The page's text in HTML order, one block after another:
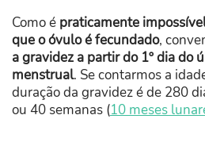
Como é praticamente
que o óvulo é fecundado,
a gravidez a partir do 1º dia do
menstrual. Se contarmos a
duração da gravidez é de 280
ou 40 semanas (10 meses